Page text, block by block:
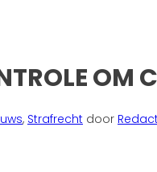
OM
, Strafrecht door